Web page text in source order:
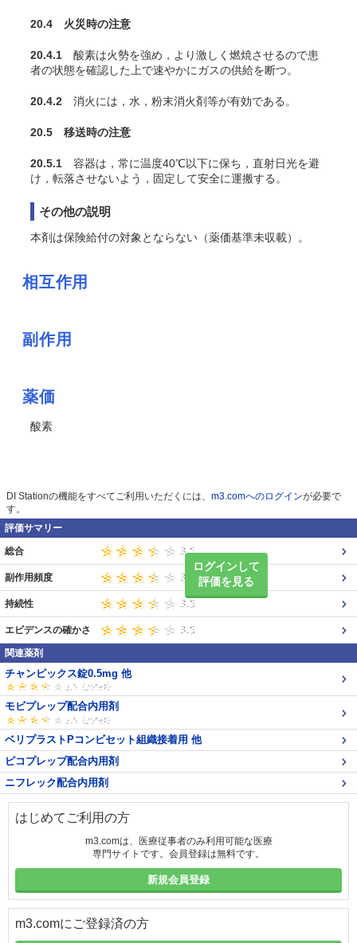
20.4 火災時の注意
20.4.1 酸素は火勢を強め，より激しく燃焼させるので患
者の状態を確認した上で速やかにガスの供給を断つ。
20.4.2 消火には，水，粉末消火剤等が有効である。
20.5 移送時の注意
20.5.1 容器は，常に温度40℃以下に保ち，直射日光を避
け，転落させないよう，固定して安全に運搬する。
その他の説明
本剤は保険給付の対象とならない（薬価基準未収載）。
相互作用
副作用
薬価
酸素
DI Stationの機能をすべてご利用いただくには、 m3.comへのログインが必要で
す。
評価サマリー
ログインして
評価を見る
総合
副作用頻度
持続性
エビデンスの確かさ
関連薬剤
チャンピックス錠0.5mg 他
モビプレップ配合内用剤
ベリプラストPコンビセット組織接着用 他
ピコプレップ配合内用剤
ニフレック配合内用剤
はじめてご利用の方
m3.comは、医療従事者のみ利用可能な医療
専門サイトです。会員登録は無料です。
新規会員登録
m3.comにご登録済の方